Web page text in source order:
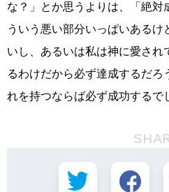
な？」とか思うよりは、「絶対
ういう悪い部分いっぱいあるけ
いし、あるいは私は神に愛され
るわけだから必ず達成するだろ
れを持つならば必ず成功するで